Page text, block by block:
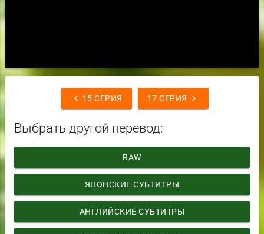
chevron_left 15 СЕРИЯ chevron_right
17 СЕРИЯ
Выбрать другой перевод:
RAW
ЯПОНСКИЕ СУБТИТРЫ
АНГЛИЙСКИЕ СУБТИТРЫ